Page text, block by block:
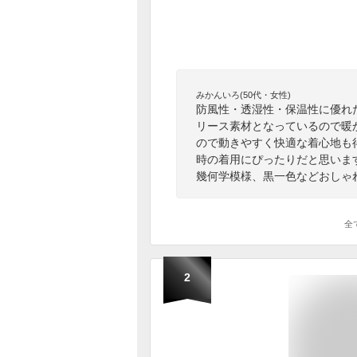
みかんいろ(50代・女性)
防風性・透湿性・保温性に優
リース素材となっているので
ので動きやすく快適な着心地
時の着用にぴったりだと思い
幾何学模様、黒一色などおし
全
2